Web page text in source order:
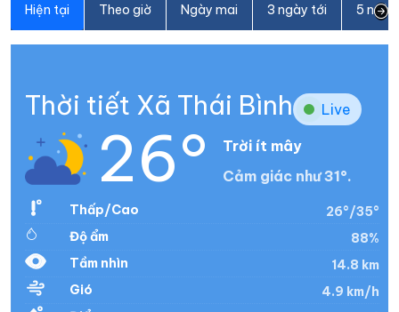
Hiện tại Theo giờ Ngày mai 3 ngày tới 5
Thời tiết Xã Thái Bình Live
26°
Trời ít mây
Cảm giác như 31°.
Thấp/Cao
26°/35°
Độ ẩm
88%
Tầm nhìn
14.8 km
Gió
4.9 km/h